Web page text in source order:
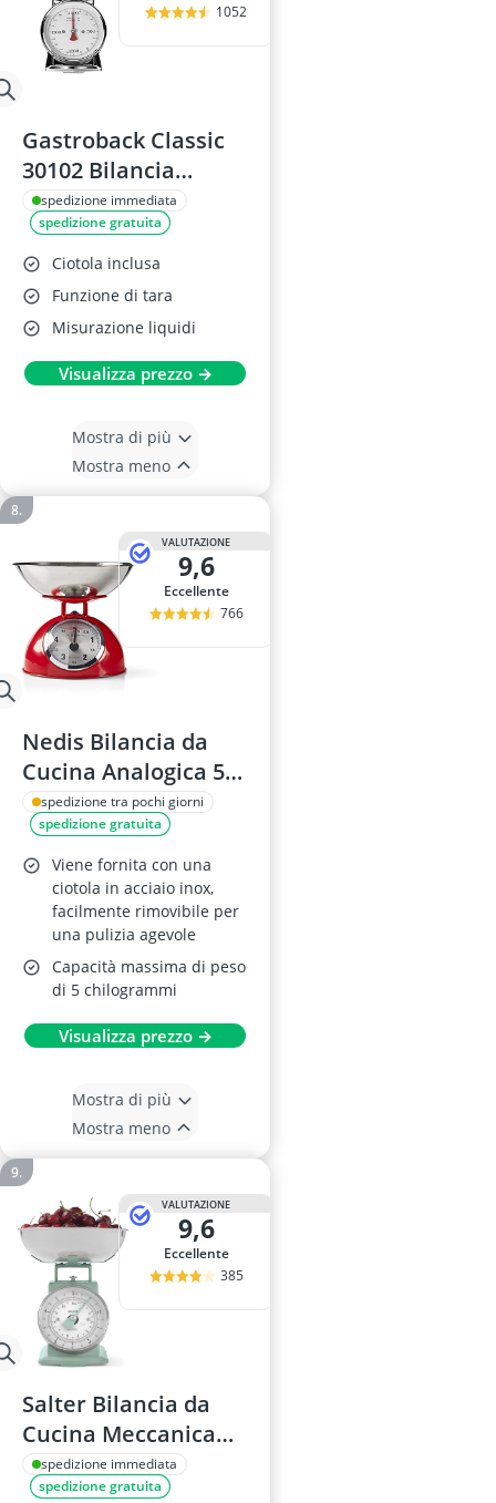
1052
Gastroback Classic
30102 Bilancia
Meccanica 2 kg
spedizione immediata
spedizione gratuita
Ciotola inclusa
Funzione di tara
Misurazione liquidi
Visualizza prezzo →
Mostra di più
Mostra meno
VALUTAZIONE
9,6
Eccellente
766
Nedis Bilancia da
Cucina Analogica 5
Kg, Rosso
spedizione tra pochi giorni
spedizione gratuita
Viene fornita con una
ciotola in acciaio inox,
facilmente rimovibile per
una pulizia agevole
Capacità massima di peso
di 5 chilogrammi
Visualizza prezzo →
Mostra di più
Mostra meno
VALUTAZIONE
9,6
Eccellente
385
Salter Bilancia da
Cucina Meccanica
SA00562BFEU12 5 kg
spedizione immediata
spedizione gratuita